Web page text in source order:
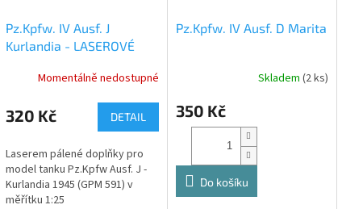
Pz.Kpfw. IV Ausf. J
Kurlandia - LASEROVÉ
Momentálně nedostupné
320 Kč DETAIL
Laserem pálené doplňky pro
model tanku Pz.Kpfw Ausf. J -
Kurlandia 1945 (GPM 591) v
měřítku 1:25
Pz.Kpfw. IV Ausf. D Marita
Skladem(2 ks)
350 Kč
Do košíku